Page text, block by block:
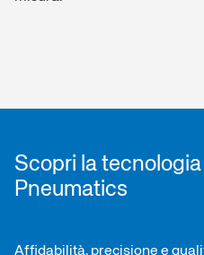
completamente
Scopri la
Pneumatics
Affidabilità, precisione e